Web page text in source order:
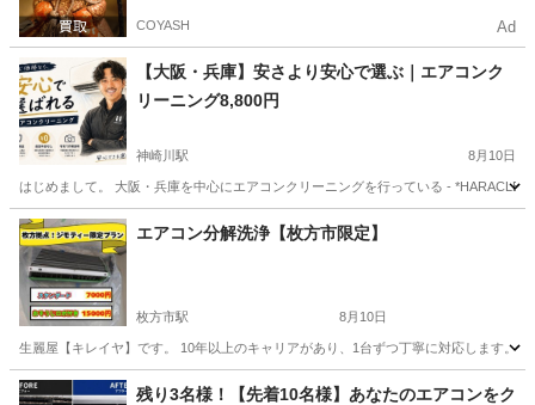
COYASH Ad
【大阪・兵庫】安さより安心で選ぶ｜エアコンク
リーニング8,800円
神崎川駅 8月10日
はじめまして。 大阪・兵庫を中心にエアコンクリーニングを行っている -
大阪 大阪市 エアコン掃除 料金
エアコン分解洗浄【枚方市限定】
枚方市駅 8月10日
生麗屋【キレイヤ】です。 10年以上のキャリアがあり、1台ずつ丁寧に対応します。
大阪 枚方市 枚方市駅 エアコン掃除 無料
残り3名様！【先着10名様】あなたのエアコンをク